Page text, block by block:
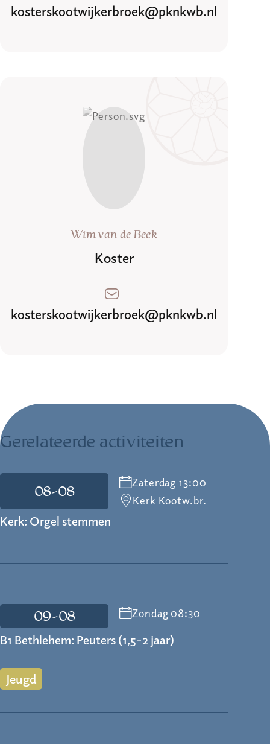
kosterskootwijkerbroek@pknkwb.nl
Wim van de Beek
Koster
kosterskootwijkerbroek@pknkwb.nl
Gerelateerde activiteiten
08-08
Zaterdag 13:00
Kerk Kootw.br.
Kerk: Orgel stemmen
09-08 Zondag 08:30
B1 Bethlehem: Peuters (1,5-2 jaar)
Jeugd